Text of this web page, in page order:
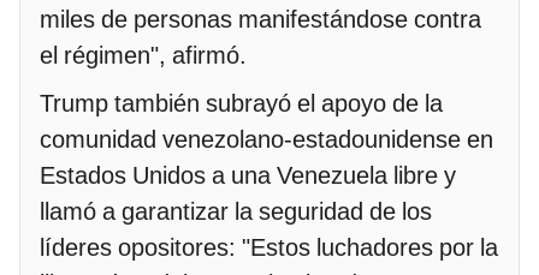
miles de personas manifestándose contra
el régimen", afirmó.
Trump también subrayó el apoyo de la
comunidad venezolano-estadounidense en
Estados Unidos a una Venezuela libre y
llamó a garantizar la seguridad de los
líderes opositores: "Estos luchadores por la